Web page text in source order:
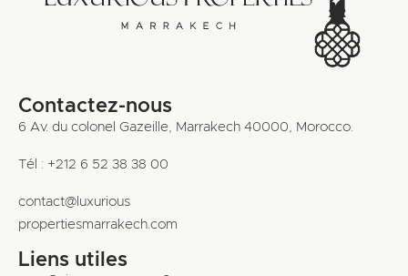
Contactez-nous
6 Av. du colonel Gazeille, Marrakech 40000, Morocco.
Tél : +212 6 52 38 38 00
contact@luxurious
propertiesmarrakech.com
Liens utiles